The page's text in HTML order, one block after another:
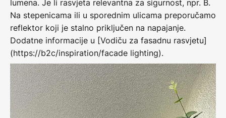
lumena. Je li rasvjeta relevantna za sigurnost, npr. B.
Na stepenicama ili u sporednim ulicama preporučamo
reflektor koji je stalno priključen na napajanje.
Dodatne informacije u [Vodiču za fasadnu rasvjetu]
(https://b2c/inspiration/facade lighting).